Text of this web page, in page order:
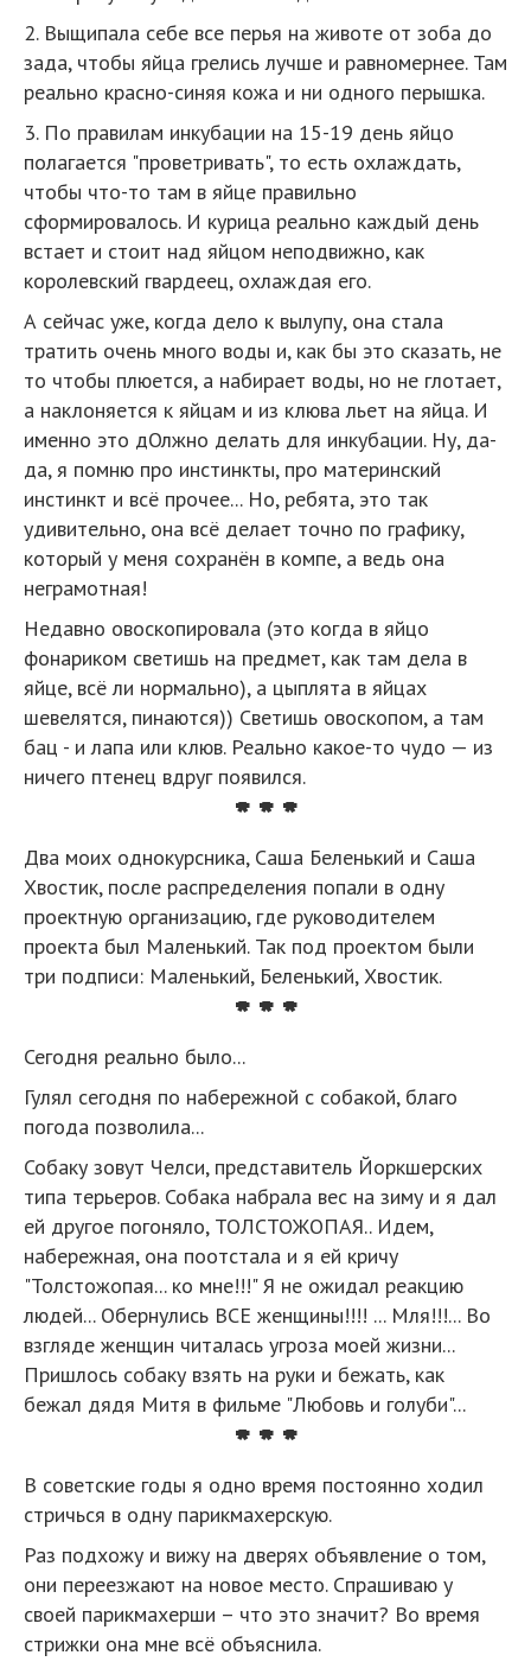
2. Выщипала себе все перья на животе от зоба до
зада, чтобы яйца грелись лучше и равномернее. Там
реально красно-синяя кожа и ни одного перышка.
3. По правилам инкубации на 15-19 день яйцо
полагается "проветривать", то есть охлаждать,
чтобы что-то там в яйце правильно
сформировалось. И курица реально каждый день
встает и стоит над яйцом неподвижно, как
королевский гвардеец, охлаждая его.
А сейчас уже, когда дело к вылупу, она стала
тратить очень много воды и, как бы это сказать, не
то чтобы плюется, а набирает воды, но не глотает,
а наклоняется к яйцам и из клюва льет на яйца. И
именно это дОлжно делать для инкубации. Ну, да-
да, я помню про инстинкты, про материнский
инстинкт и всё прочее... Но, ребята, это так
удивительно, она всё делает точно по графику,
который у меня сохранён в компе, а ведь она
неграмотная!
Недавно овоскопировала (это когда в яйцо
фонариком светишь на предмет, как там дела в
яйце, всё ли нормально), а цыплята в яйцах
шевелятся, пинаются)) Светишь овоскопом, а там
бац - и лапа или клюв. Реально какое-то чудо — из
ничего птенец вдруг появился.
* * *
Два моих однокурсника, Саша Беленький и Саша
Хвостик, после распределения попали в одну
проектную организацию, где руководителем
проекта был Маленький. Так под проектом были
три подписи: Маленький, Беленький, Хвостик.
* * *
Сегодня реально было...
Гулял сегодня по набережной с собакой, благо
погода позволила...
Собаку зовут Челси, представитель Йоркшерских
типа терьеров. Собака набрала вес на зиму и я дал
ей другое погоняло, ТОЛСТОЖОПАЯ.. Идем,
набережная, она поотстала и я ей кричу
"Толстожопая... ко мне!!!" Я не ожидал реакцию
людей... Обернулись ВСЕ женщины!!!! ... Мля!!!... Во
взгляде женщин читалась угроза моей жизни...
Пришлось собаку взять на руки и бежать, как
бежал дядя Митя в фильме "Любовь и голуби"...
* * *
В советские годы я одно время постоянно ходил
стричься в одну парикмахерскую.
Раз подхожу и вижу на дверях объявление о том,
они переезжают на новое место. Спрашиваю у
своей парикмахерши – что это значит? Во время
стрижки она мне всё объяснила.